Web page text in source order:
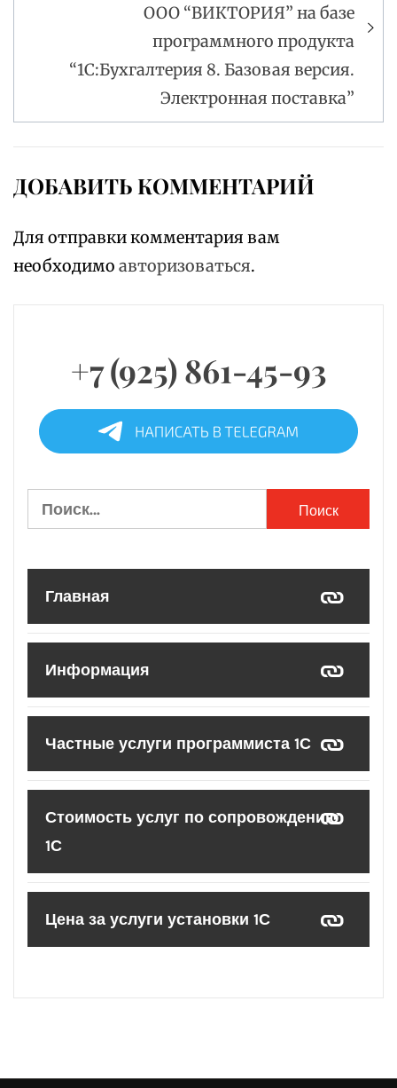
ООО “ВИКТОРИЯ” на базе
программного продукта
“1С:Бухгалтерия 8. Базовая версия.
Электронная поставка”
ДОБАВИТЬ КОММЕНТАРИЙ
Для отправки комментария вам
необходимо авторизоваться.
+7 (925) 861-45-93
Найти:
Главная
Информация
Частные услуги программиста 1С
Стоимость услуг по сопровождению
1С
Цена за услуги установки 1С